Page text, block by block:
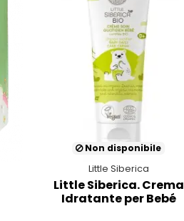
Non disponibile
Little Siberica
Little Siberica. Crema
Idratante per Bebé